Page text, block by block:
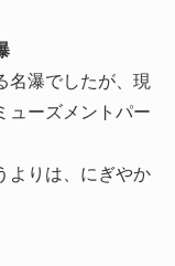
名瀑でしたが、現
ューズメントパー
よりは、にぎやか